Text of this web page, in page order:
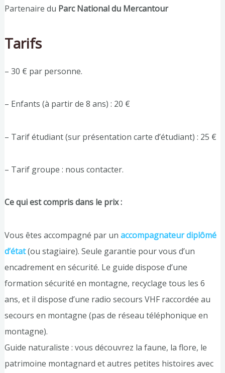
Partenaire du Parc National du Mercantour
Tarifs
– 30 € par personne.
– Enfants (à partir de 8 ans) : 20 €
– Tarif étudiant (sur présentation carte d’étudiant) : 25 €
– Tarif groupe : nous contacter.
Ce qui est compris dans le prix :
Vous êtes accompagné par un accompagnateur diplômé
d’état(ou stagiaire). Seule garantie pour vous d’un
encadrement en sécurité. Le guide dispose d’une
formation sécurité en montagne, recyclage tous les 6
ans, et il dispose d’une radio secours VHF raccordée au
secours en montagne (pas de réseau téléphonique en
montagne).
Guide naturaliste : vous découvrez la faune, la flore, le
patrimoine montagnard et autres petites histoires avec